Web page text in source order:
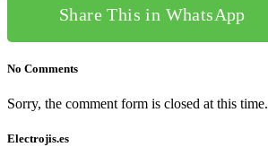
Share This in WhatsApp
No Comments
Sorry, the comment form is closed at this time.
Electrojis.es